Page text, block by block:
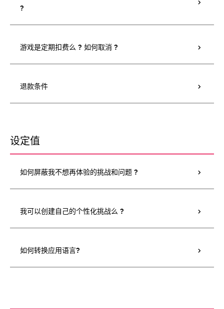
?
游戏是定期扣费么 ? 如何取消 ?
退款条件
设定值
如何屏蔽我不想再体验的挑战和问题 ?
我可以创建自己的个性化挑战么 ?
如何转换应用语言?